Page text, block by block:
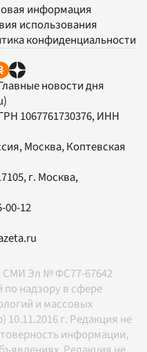
информация
использования
конфиденциальности
новости дня
1067761730376, ИНН
Москва, Коптевская
, г. Москва,
00-12
СМИ Эл № ФС77-67642
надзору в сфере
и массовых
г. Редакция не
информации,